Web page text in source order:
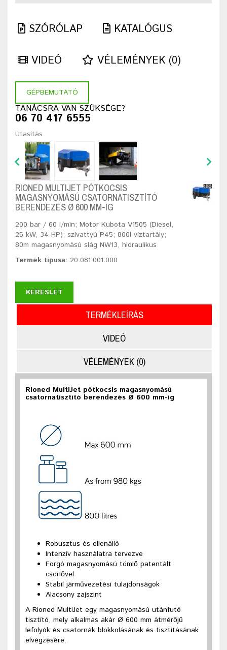
SZÓRÓLAP KATALÓGUS
VIDEÓ VÉLEMÉNYEK (0)
GÉPBEMUTATÓ
TANÁCSRA VAN SZÜKSÉGE?
06 70 417 6555
Utasítás
RIONED MULTIJET PÓTKOCSIS
MAGASNYOMÁSÚ CSATORNATISZTÍTÓ
BERENDEZÉS Ø 600 MM-IG
200 bar / 60 l/min; Motor Kubota V1505 (Diesel,
25 kW, 34 HP); szívattyú P45; 800l víztartály;
80m magasnyomású slág NW13, hidraulikus
Termék típusa: 20.081.001.000
KERESLET
TERMÉKLEÍRÁS
VIDEÓ
VÉLEMÉNYEK (0)
Rioned MultiJet pótkocsis magasnyomású
csatornatisztító berendezés Ø 600 mm-ig
Robusztus és ellenálló
Intenzív használatra tervezve
Forgó magasnyomású tömlő patentált
csörlővel
Stabil járművezetési tulajdonságok
Alacsony zajszint
A Rioned MultiJet egy magasnyomású utánfutó
tisztító, mely alkalmas akár Ø 600 mm átmérőjű
lefolyók és csatornák blokkolásának és tisztításának
elvégzésére.